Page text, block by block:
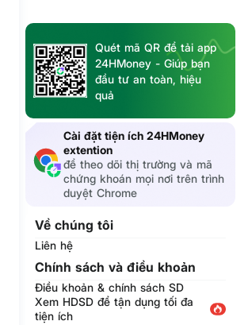
Quét mã QR để tải app
24HMoney - Giúp bạn
đầu tư an toàn, hiệu
quả
Cài đặt tiện ích 24HMoney
extention
để theo dõi thị trường và mã
chứng khoán mọi nơi trên trình
duyệt Chrome
Về chúng tôi
Liên hệ
Chính sách và điều khoản
Điều khoản & chính sách SD
Xem HDSD để tận dụng tối đa
tiện ích